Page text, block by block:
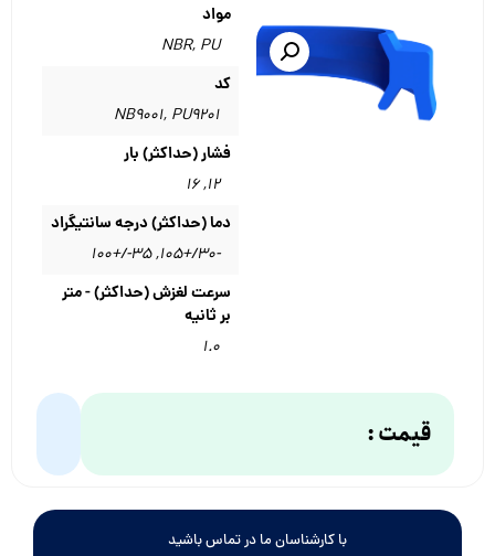
مواد
NBR, PU
کد
NB9001, PU9201
فشار (حداکثر) بار
۱۲,۱۶
دما (حداکثر) درجه سانتیگراد
-۳۰/+۱۰۵ ,۳۵-/+۱۰۰
سرعت لغزش (حداکثر) - متر
بر ثانیه
۱.۰
قیمت :
با کارشناسان ما در تماس باشید